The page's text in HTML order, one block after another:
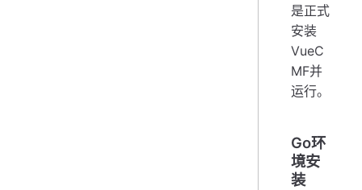
是正式
安装
VueC
MF并
运行。
Go环
境安
装